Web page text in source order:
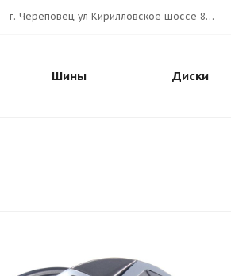
г. Череповец ул Кирилловское шоссе 80А АВТОШИНА.РУС
Шины Диски